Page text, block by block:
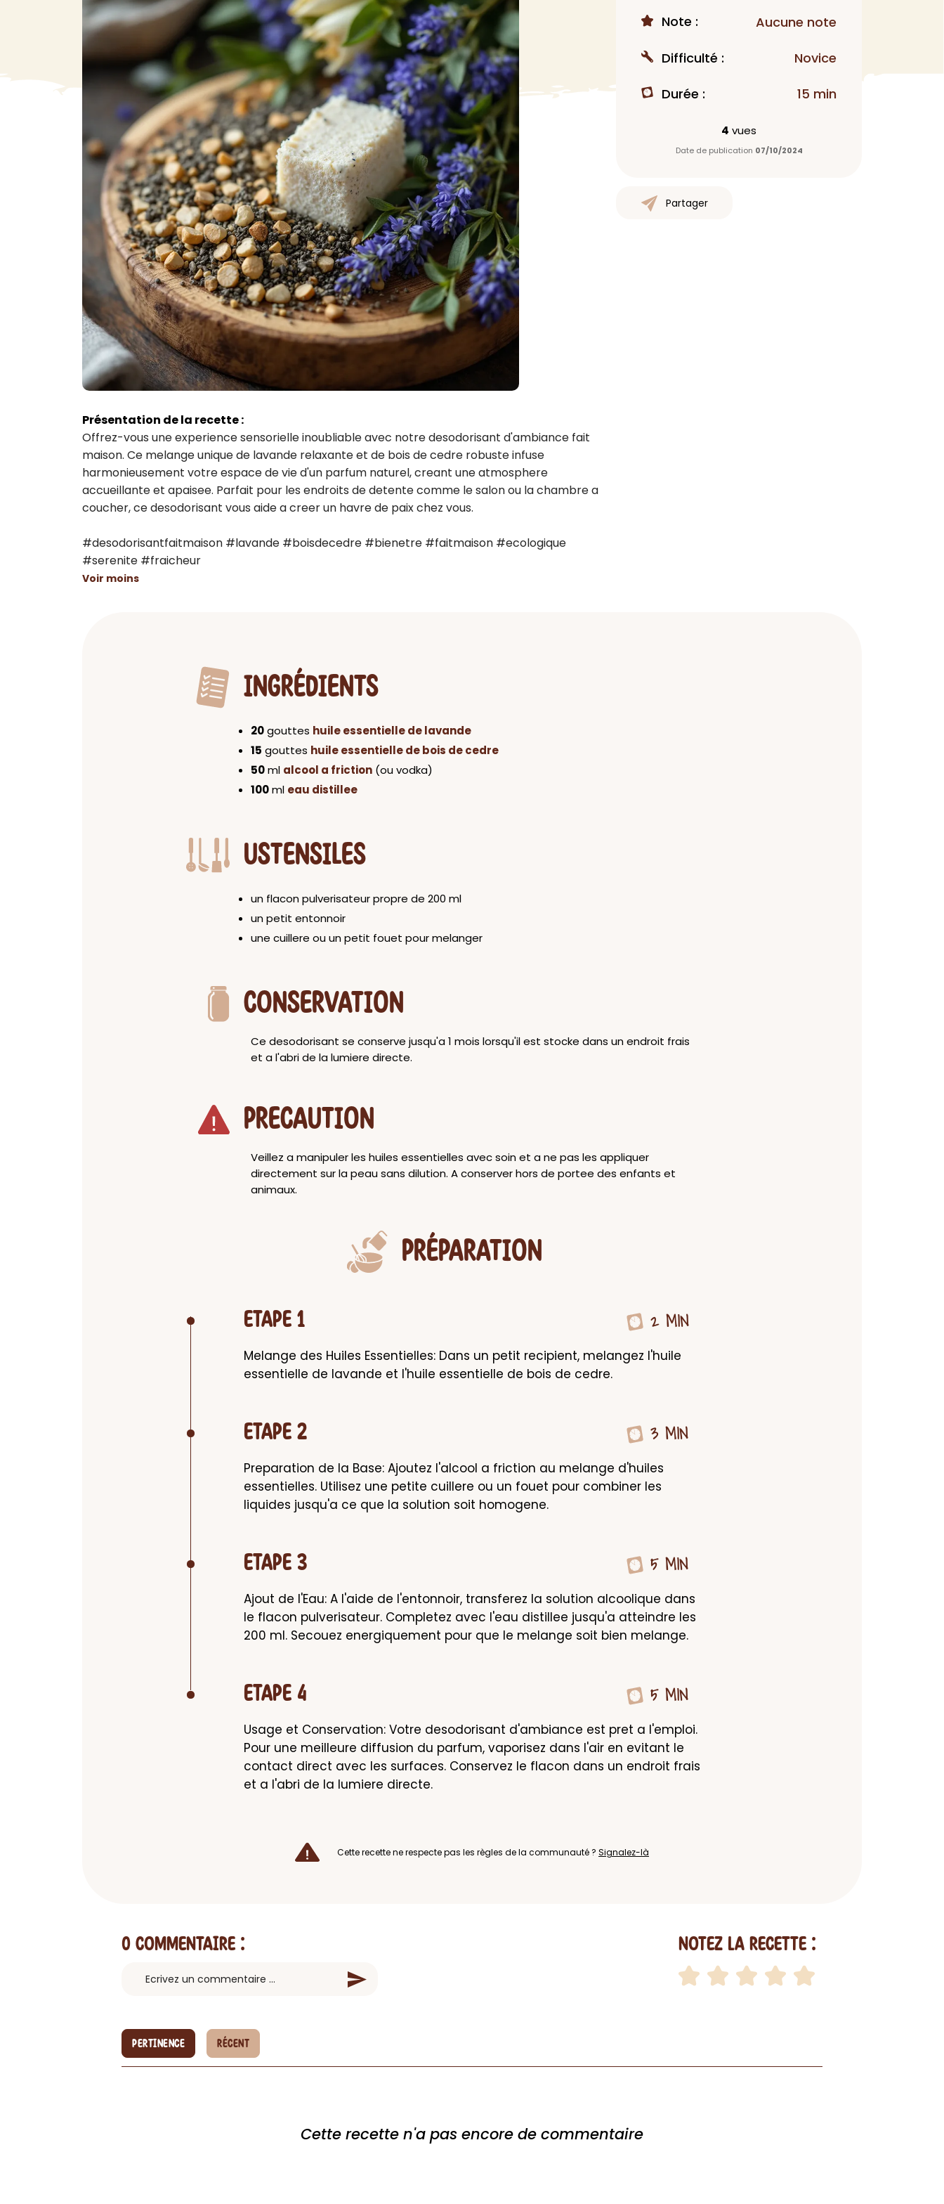
VAISELLE
Liquide Vaiselle
Entretien Lave Vaiselle
Autre
> Voir tout
DIVERS
Spécial Covid
Automobile
Insecticide
Objet
Autre
> Voir tout
BAIN ET DOUCHE
Gel douche
Savon
Huile de bain
Pain moussant
Bombe de bain
Autre
> Voir tout
Spray corporel
MAQUILLAGE
Rouge à lèvres
Démaquillant
Primer
Autre
Présentation de la recette :
Offrez-vous une experience sensorielle inoubliable avec notre desodorisant d'ambiance fait
maison. Ce melange unique de lavande relaxante et de bois de cedre robuste infuse
harmonieusement votre espace de vie d'un parfum naturel, creant une atmosphere
accueillante et apaisee. Parfait pour les endroits de detente comme le salon ou la chambre a
coucher, ce desodorisant vous aide a creer un havre de paix chez vous.
#desodorisantfaitmaison #lavande #boisdecedre #bienetre #faitmaison #ecologique
#serenite #fraicheur
Voir moins
Note : Aucune note
Difficulté : Novice
Durée : 15 min
4 vues
Date de publication 07/10/2024
Partager
INGRÉDIENTS
20gouttes huile essentielle de lavande
15 gouttes huile essentielle de bois de cedre
50ml alcool a friction (ou vodka)
100ml eau distillee
USTENSILES
un flacon pulverisateur propre de 200 ml
un petit entonnoir
une cuillere ou un petit fouet pour melanger
CONSERVATION
Ce desodorisant se conserve jusqu'a 1 mois lorsqu'il est stocke dans un endroit frais
et a l'abri de la lumiere directe.
PRECAUTION
Veillez a manipuler les huiles essentielles avec soin et a ne pas les appliquer
directement sur la peau sans dilution. A conserver hors de portee des enfants et
animaux.
PRÉPARATION
ETAPE 1 2 MIN
Melange des Huiles Essentielles: Dans un petit recipient, melangez l'huile
essentielle de lavande et l'huile essentielle de bois de cedre.
ETAPE 2 3 MIN
Preparation de la Base: Ajoutez l'alcool a friction au melange d'huiles
essentielles. Utilisez une petite cuillere ou un fouet pour combiner les
liquides jusqu'a ce que la solution soit homogene.
ETAPE 3 5 MIN
Ajout de l'Eau: A l'aide de l'entonnoir, transferez la solution alcoolique dans
le flacon pulverisateur. Completez avec l'eau distillee jusqu'a atteindre les
200 ml. Secouez energiquement pour que le melange soit bien melange.
ETAPE 4 5 MIN
Usage et Conservation: Votre desodorisant d'ambiance est pret a l'emploi.
Pour une meilleure diffusion du parfum, vaporisez dans l'air en evitant le
contact direct avec les surfaces. Conservez le flacon dans un endroit frais
et a l'abri de la lumiere directe.
Cette recette ne respecte pas les règles de la communauté ? Signalez-là
0 Commentaire : Notez la recette :
PERTINENCE RÉCENT
Cette recette n'a pas encore de commentaire